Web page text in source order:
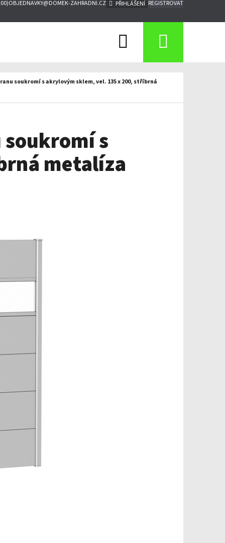
OBJEDNAVKY@DOMEK-ZAHRADNI.CZ PŘIHLÁŠENÍ REGISTROVAT
Hledat
soukromí s akrylovým sklem, vel. 135 x 200, stříbrná
s
metalíza